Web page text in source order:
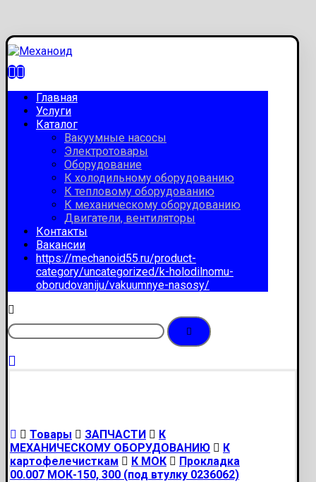
Главная
Услуги
Каталог
Вакуумные насосы
Электротовары
Оборудование
К холодильному оборудованию
К тепловому оборудованию
К механическому оборудованию
Двигатели, вентиляторы
Контакты
Вакансии
https://mechanoid55.ru/product-
category/uncategorized/k-holodilnomu-
oborudovaniju/vakuumnye-nasosy/
Товары ЗАПЧАСТИ
К
МЕХАНИЧЕСКОМУ ОБОРУДОВАНИЮ
К
картофелечисткам
К МОК
Прокладка
00.007 МОК-150, 300 (под втулку 0236062)